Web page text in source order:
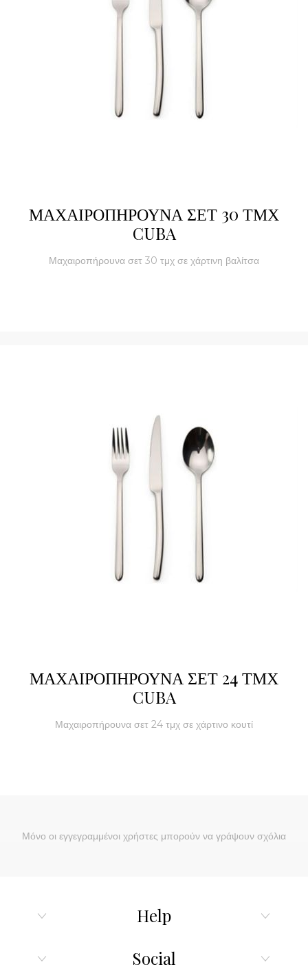
ΜΑΧΑΙΡΟΠΗΡΟΥΝΑ ΣΕΤ 30 ΤΜΧ
CUBA
Μαχαιροπήρουνα σετ 30 τμχ σε χάρτινη βαλίτσα
ΜΑΧΑΙΡΟΠΗΡΟΥΝΑ ΣΕΤ 24 ΤΜΧ
CUBA
Μαχαιροπήρουνα σετ 24 τμχ σε χάρτινο κουτί
Μόνο οι εγγεγραμμένοι χρήστες μπορούν να γράψουν σχόλια
Help
Social